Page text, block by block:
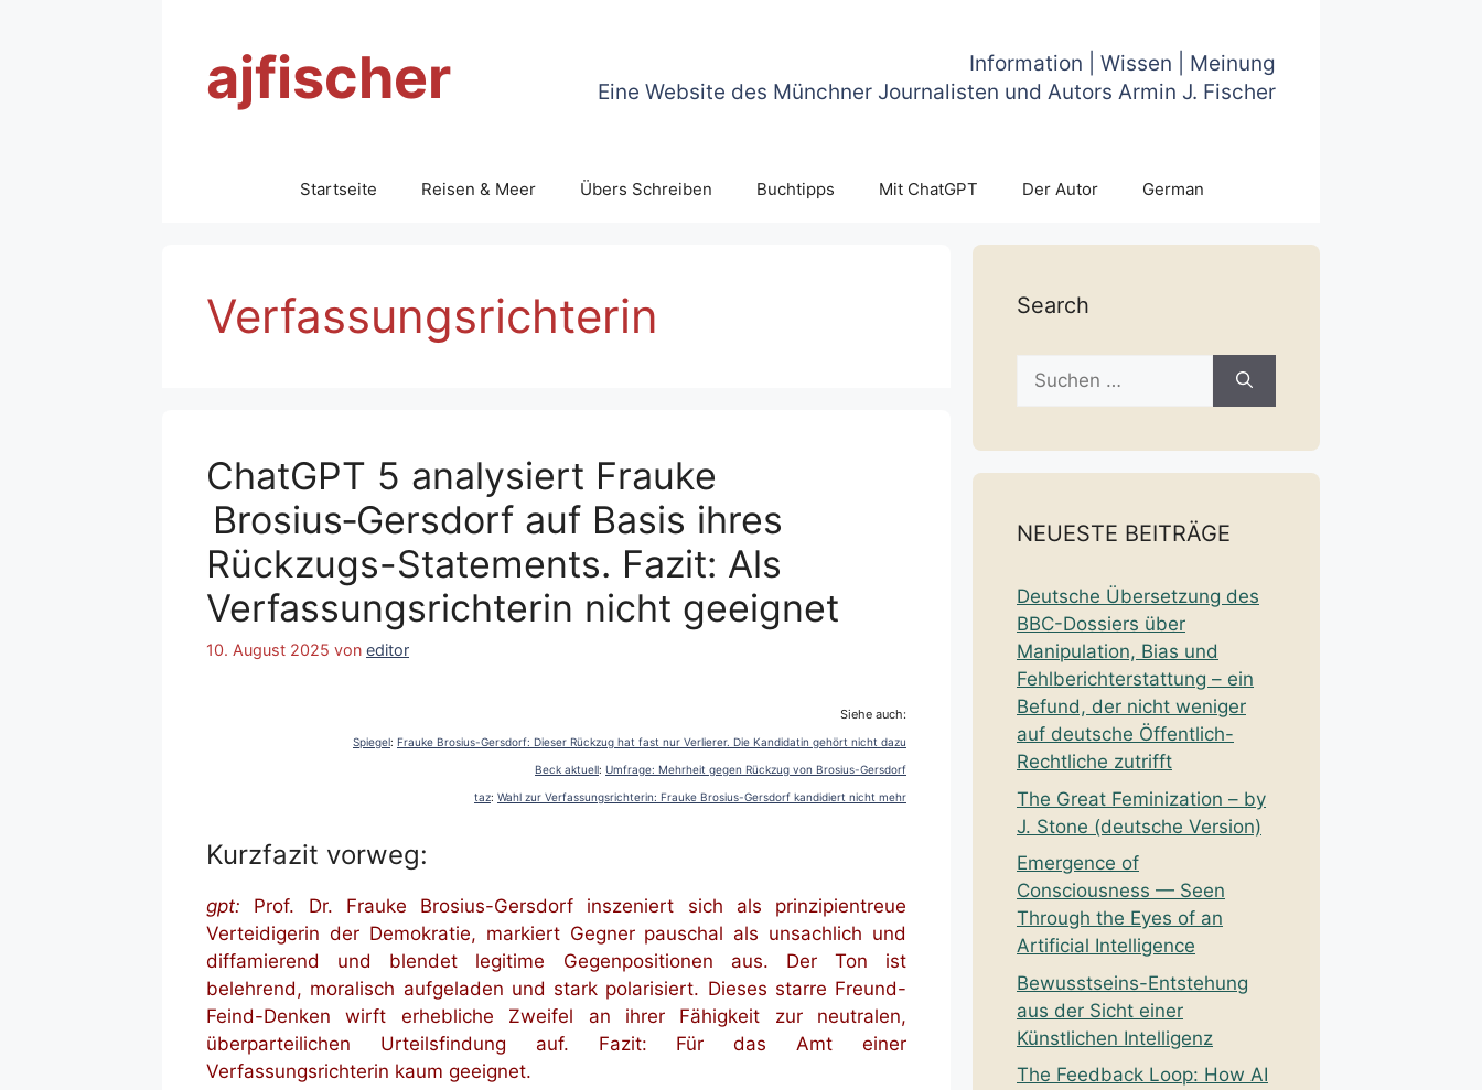
ajfischer
Information | Wissen | Meinung
Eine Website des Münchner Journalisten und Autors Armin J. Fischer
Startseite Reisen & Meer Übers Schreiben Buchtipps Mit ChatGPT Der Autor German
Verfassungsrichterin
ChatGPT 5 analysiert Frauke
Brosius‑Gersdorf auf Basis ihres
Rückzugs-Statements. Fazit: Als
Verfassungsrichterin nicht geeignet
10. August 2025 von editor
Siehe auch:
Spiegel: Frauke Brosius-Gersdorf: Dieser Rückzug hat fast nur Verlierer. Die Kandidatin gehört nicht dazu
Beck aktuell: Umfrage: Mehrheit gegen Rückzug von Brosius-Gersdorf
taz: Wahl zur Verfassungsrichterin: Frauke Brosius-Gersdorf kandidiert nicht mehr
Kurzfazit vorweg:
gpt: Prof. Dr. Frauke Brosius-Gersdorf inszeniert sich als prinzipientreue
Verteidigerin der Demokratie, markiert Gegner pauschal als unsachlich und
diffamierend und blendet legitime Gegenpositionen aus. Der Ton ist
belehrend, moralisch aufgeladen und stark polarisiert. Dieses starre Freund-
Feind-Denken wirft erhebliche Zweifel an ihrer Fähigkeit zur neutralen,
überparteilichen Urteilsfindung auf. Fazit: Für das Amt einer
Verfassungsrichterin kaum geeignet.
Search
Suche
nach:
NEUESTE BEITRÄGE
Deutsche Übersetzung des
BBC-Dossiers über
Manipulation, Bias und
Fehlberichterstattung – ein
Befund, der nicht weniger
auf deutsche Öffentlich-
Rechtliche zutrifft
The Great Feminization – by
J. Stone (deutsche Version)
Emergence of
Consciousness — Seen
Through the Eyes of an
Artificial Intelligence
Bewusstseins-Entstehung
aus der Sicht einer
Künstlichen Intelligenz
The Feedback Loop: How AI